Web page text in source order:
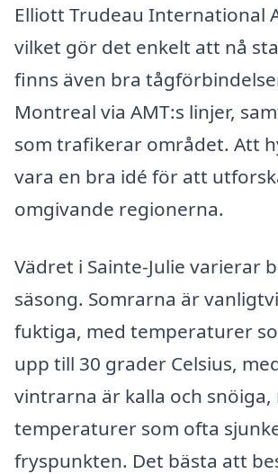
Elliott Trudeau International
vilket gör det enkelt att nå
finns även bra
Montreal via AMT:s linjer,
som trafikerar området. Att
vara en bra idé för att
omgivande regionerna.
Vädret i Sainte-Julie varierar
säsong. Somrarna är
fuktiga, med temperaturer
upp till 30 grader Celsius,
vintrarna är kalla och snöiga,
temperaturer som ofta
fryspunkten. Det bästa att